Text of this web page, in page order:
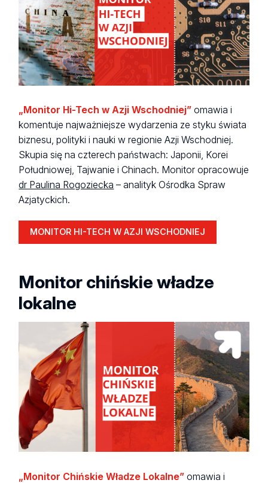
„Monitor Hi-Tech w Azji Wschodniej” omawia i
komentuje najważniejsze wydarzenia ze styku świata
biznesu, polityki i nauki w regionie Azji Wschodniej.
Skupia się na czterech państwach: Japonii, Korei
Południowej, Tajwanie i Chinach. Monitor opracowuje
dr Paulina Rogoziecka – analityk Ośrodka Spraw
Azjatyckich.
MONITOR HI-TECH W AZJI WSCHODNIEJ
Monitor chińskie władze
lokalne
„Monitor Chińskie Władze Lokalne” omawia i